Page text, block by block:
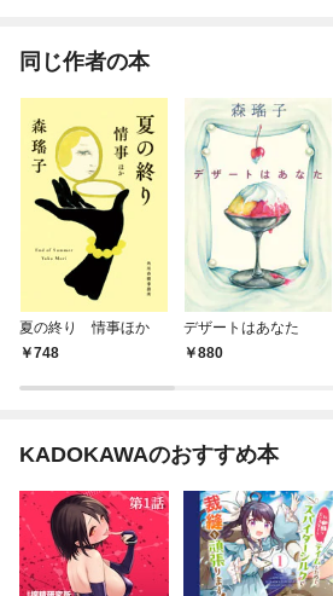
同じ作者の本
夏の終り 情事ほか
748
デザートはあなた
880
KADOKAWAのおすすめ本